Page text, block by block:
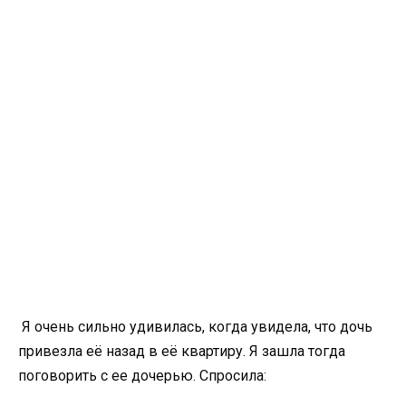
Я очень сильно удивилась, когда увидела, что дочь
привезла её назад в её квартиру. Я зашла тогда
поговорить с ее дочерью. Спросила: